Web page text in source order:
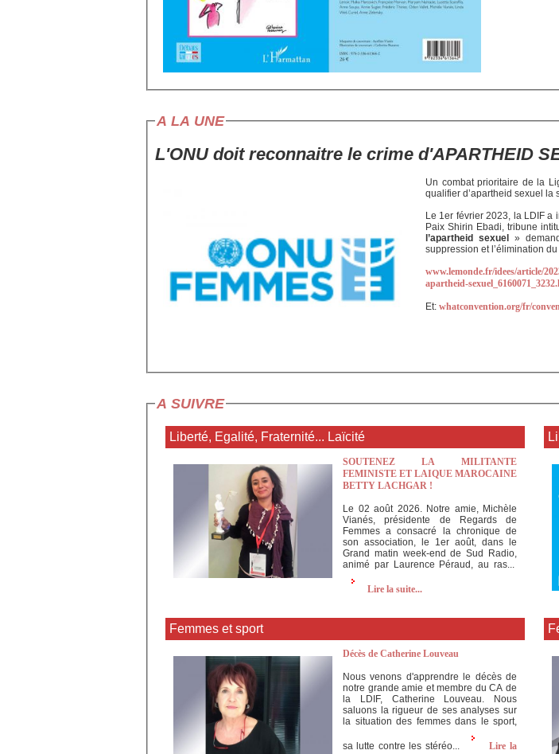
A LA UNE
L'ONU doit reconnaitre le crime d'APARTHEID
Un combat prioritaire de la
qualifier d’apartheid sexuel la
Le 1er février 2023, la LDIF
Paix Shirin Ebadi, tribune
l’apartheid sexuel
»
suppression et l’élimination
www.lemonde.fr/idees/article/
apartheid-
Et: whatconvention.org/fr/
A SUIVRE
Liberté, Egalité, Fraternité... Laïcité
SOUTENEZ LA MILITANTE
FEMINISTE ET LAIQUE MAROCAINE
BETTY LACHGAR !
Le 02 août 2026. Notre amie, Michèle
Vianés, présidente de Regards de
Femmes a consacré la chronique de
son association, le 1er août, dans le
Grand matin week-end de Sud Radio,
animé par Laurence Péraud, au ras...
Lire la suite...
Femmes et sport
Décès de Catherine Louveau
Nous venons d'apprendre le décès de
notre grande amie et membre du CA de
la LDIF, Catherine Louveau. Nous
saluons la rigueur de ses analyses sur
la situation des femmes dans le sport,
sa lutte contre les stéréo...
Lire la